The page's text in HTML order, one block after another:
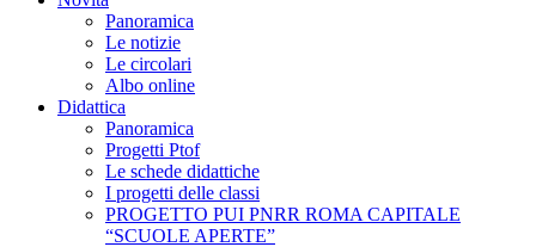
Panoramica
Le notizie
Le circolari
Albo online
Didattica
Panoramica
Progetti Ptof
Le schede didattiche
I progetti delle classi
PROGETTO PUI PNRR ROMA CAPITALE
“SCUOLE APERTE”